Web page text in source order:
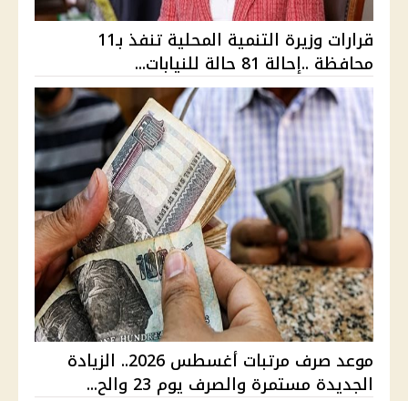
قرارات وزيرة التنمية المحلية تنفذ بـ11
محافظة ..إحالة 81 حالة للنيابات...
موعد صرف مرتبات أغسطس 2026.. الزيادة
الجديدة مستمرة والصرف يوم 23 والح...